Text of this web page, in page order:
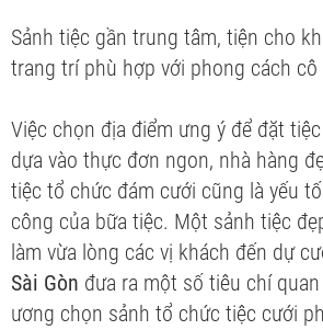
Sảnh tiệc gần trung tâm, tiện cho
trang trí phù hợp với phong cách cô
Việc chọn địa điểm ưng ý để đặt
dựa vào thực đơn ngon, nhà hàng
tiệc tổ chức đám cưới cũng là yếu
công của bữa tiệc. Một sảnh tiệc
làm vừa lòng các vị khách đến dự
Sài Gòn đưa ra một số tiêu chí
ương chọn sảnh tổ chức tiệc cưới